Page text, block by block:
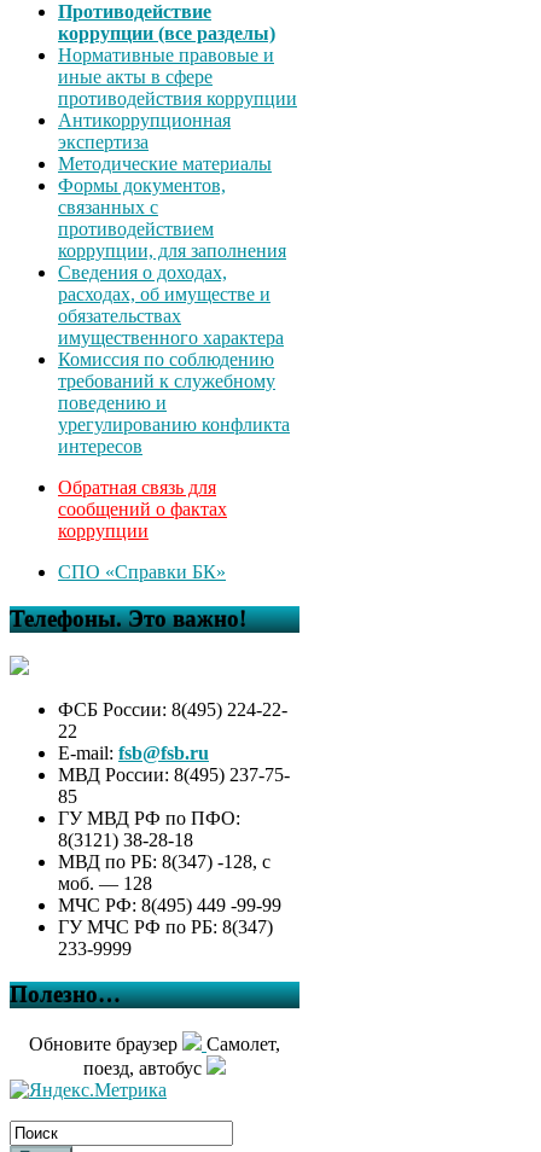
Противодействие
коррупции (все разделы)
Нормативные правовые и
иные акты в сфере
противодействия коррупции
Антикоррупционная
экспертиза
Методические материалы
Формы документов,
связанных с
противодействием
коррупции, для заполнения
Сведения о доходах,
расходах, об имуществе и
обязательствах
имущественного характера
Комиссия по соблюдению
требований к служебному
поведению и
урегулированию конфликта
интересов
Обратная связь для
сообщений о фактах
коррупции
СПО «Справки БК»
Телефоны. Это важно!
ФСБ России: 8(495) 224-22-
22
E-mail: fsb@fsb.ru
МВД России: 8(495) 237-75-
85
ГУ МВД РФ по ПФО:
8(3121) 38-28-18
МВД по РБ: 8(347) -128, с
моб. — 128
МЧС РФ: 8(495) 449 -99-99
ГУ МЧС РФ по РБ: 8(347)
233-9999
Полезно…
Обновите браузер
Самолет,
поезд, автобус